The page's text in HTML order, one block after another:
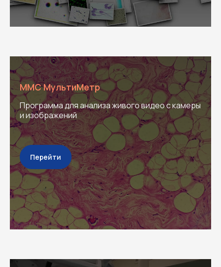
ММС МультиМетр
Программа для анализа живого видео с камеры
и изображений
Перейти